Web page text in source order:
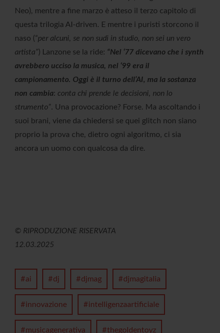
Neo), mentre a fine marzo è atteso il terzo capitolo di
questa trilogia AI-driven. E mentre i puristi storcono il
naso (“per alcuni, se non sudi in studio, non sei un vero
artista”) Lanzone se la ride: “Nel ‘77 dicevano che i synth
avrebbero ucciso la musica, nel ‘99 era il
campionamento. Oggi è il turno dell’AI, ma la sostanza
non cambia: conta chi prende le decisioni, non lo
strumento”. Una provocazione? Forse. Ma ascoltando i
suoi brani, viene da chiedersi se quei glitch non siano
proprio la prova che, dietro ogni algoritmo, ci sia
ancora un uomo con qualcosa da dire.
© RIPRODUZIONE RISERVATA
12.03.2025
ai dj djmag djmagitalia
innovazione intelligenzaartificiale
musicagenerativa thegoldentoyz